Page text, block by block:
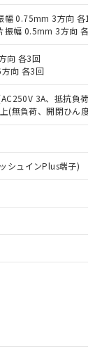
0.75mm 3方向 各1h
振幅 0.5mm 3方向 各
向 各3回
方向 各3回
3A、抵抗負荷
(無負荷、開閉ひん度
シュインPlus端子)
結果は、
社内デー
あり、閲
よび標
ことをご
はお客
当のオ
売員に
社販売拠
をご確認
を当社の
たは開
成サー
ビフェニル
ヘキシ
ル酸ブチ
ジブチル
チル
に対する
を超える意
予定
するこ
へお問
カドミウ
化ビフェ
ニルエーテ
タル酸ジ
ルベンジ
てが基
有害物
影響を
る商品
を輸出
は、日本
取引許
続きを
は、完
されな
サイ
はその他
に一切
販売する
容を当
当社は、
者が違
は、取
庫あり
につ
先、ま
制御
にご確
況の